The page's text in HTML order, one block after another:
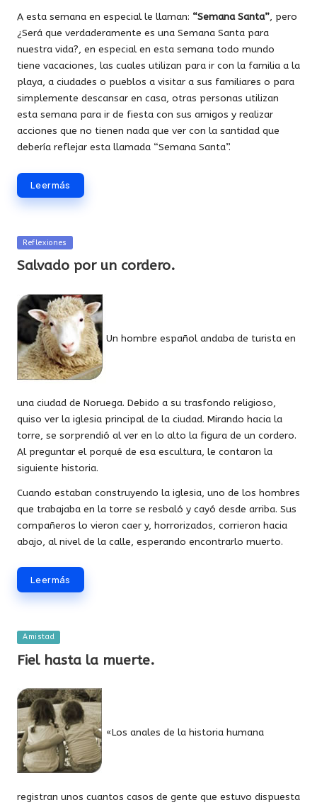
A esta semana en especial le llaman: “Semana Santa”, pero
¿Será que verdaderamente es una Semana Santa para
nuestra vida?, en especial en esta semana todo mundo
tiene vacaciones, las cuales utilizan para ir con la familia a la
playa, a ciudades o pueblos a visitar a sus familiares o para
simplemente descansar en casa, otras personas utilizan
esta semana para ir de fiesta con sus amigos y realizar
acciones que no tienen nada que ver con la santidad que
debería reflejar esta llamada “Semana Santa”.
Leer más
Publicada
Reflexiones
Salvado por un cordero.
Un hombre español andaba de turista en
una ciudad de Noruega. Debido a su trasfondo religioso,
quiso ver la iglesia principal de la ciudad. Mirando hacia la
torre, se sorprendió al ver en lo alto la figura de un cordero.
Al preguntar el porqué de esa escultura, le contaron la
siguiente historia.
Cuando estaban construyendo la iglesia, uno de los hombres
que trabajaba en la torre se resbaló y cayó desde arriba. Sus
compañeros lo vieron caer y, horrorizados, corrieron hacia
abajo, al nivel de la calle, esperando encontrarlo muerto.
Leer más
Publicada
Amistad
Fiel hasta la muerte.
«Los anales de la historia humana
registran unos cuantos casos de gente que estuvo dispuesta